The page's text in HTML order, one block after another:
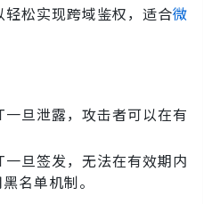
轻松实现跨域鉴权，适合微
一旦泄露，攻击者可以在有
一旦签发，无法在有效期内
名单机制。